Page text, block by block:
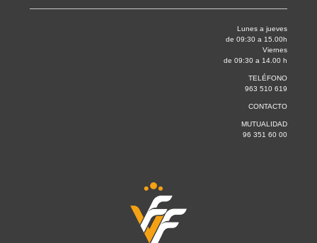
Lunes a jueves
de 09:30 a 15.00h
Viernes
de 09:30 a 14.00 h
TELÉFONO
963 510 619
CONTACTO
MUTUALIDAD
96 351 60 00